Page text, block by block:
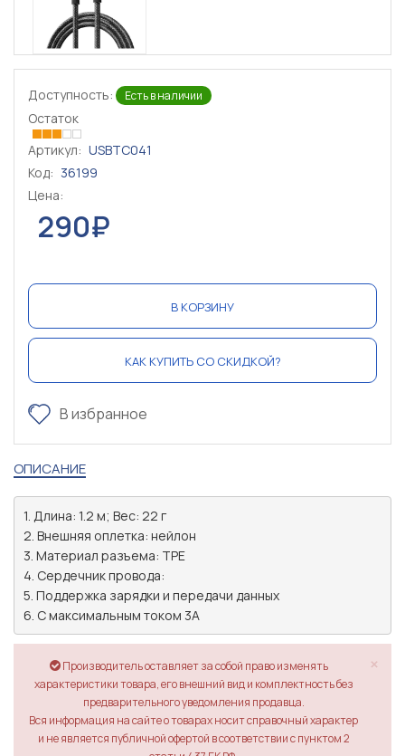
Доступность: Есть в наличии
Остаток
Артикул: USBTC041
Код: 36199
Цена:
290₽
В КОРЗИНУ
КАК КУПИТЬ СО СКИДКОЙ?
В избранное
ОПИСАНИЕ
1. Длина: 1.2 м; Вес: 22 г
2. Внешняя оплетка: нейлон
3. Материал разъема: TPE
4. Сердечник провода:
5. Поддержка зарядки и передачи данных
6. С максимальным током 3A
×
Производитель оставляет за собой право изменять
характеристики товара, его внешний вид и комплектность без
предварительного уведомления продавца.
Вся информация на сайте о товарах носит справочный характер
и не является публичной офертой в соответствии с пунктом 2